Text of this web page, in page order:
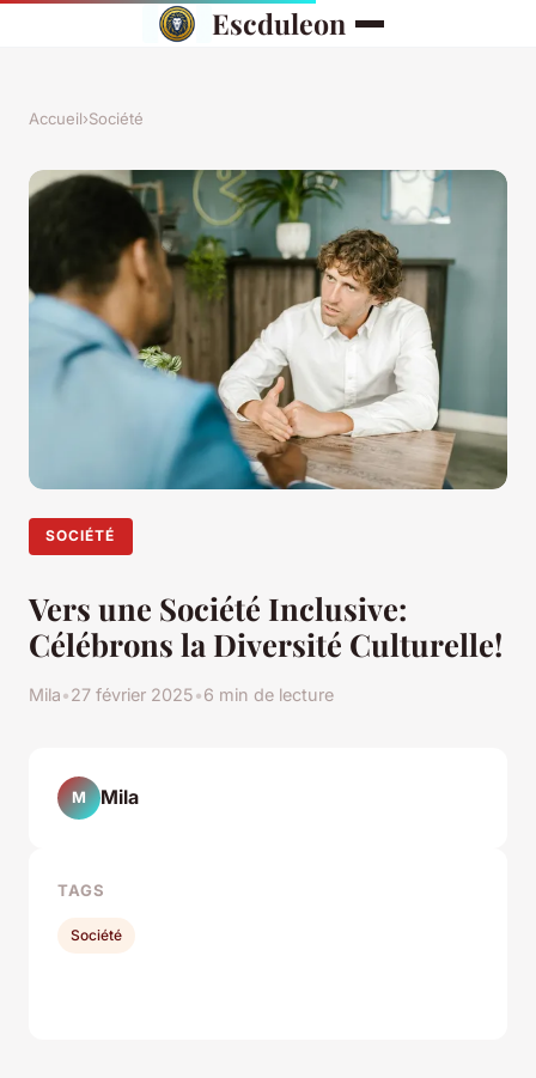
Escduleon
Accueil›Société
SOCIÉTÉ
Vers une Société Inclusive:
Célébrons la Diversité Culturelle!
Mila•27 février 2025•6 min de lecture
M Mila
TAGS
Société